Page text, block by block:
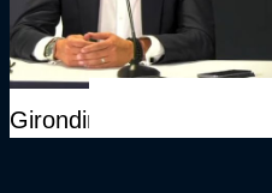
Girondins4Ever -